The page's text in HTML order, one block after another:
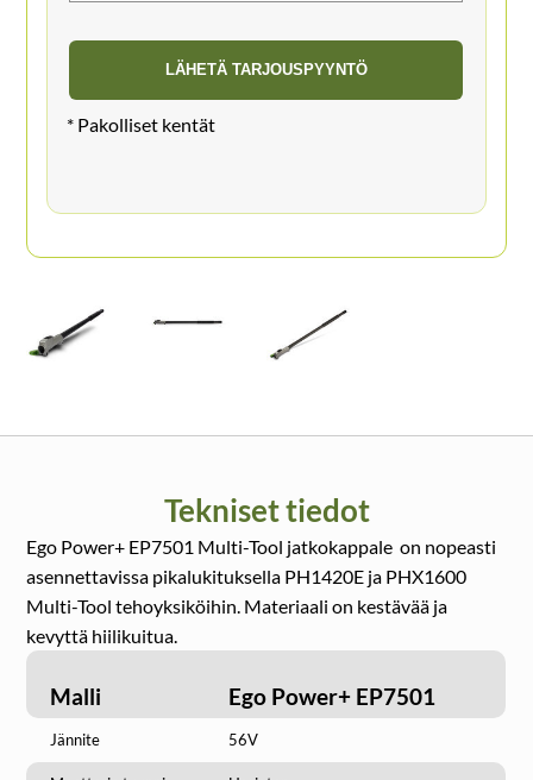
Tekniset tiedot
Ego Power+ EP7501 Multi-Tool jatkokappale on nopeasti
asennettavissa pikalukituksella PH1420E ja PHX1600
Multi-Tool tehoyksiköihin. Materiaali on kestävää ja
kevyttä hiilikuitua.
Malli Ego Power+ EP7501
Jännite 56V